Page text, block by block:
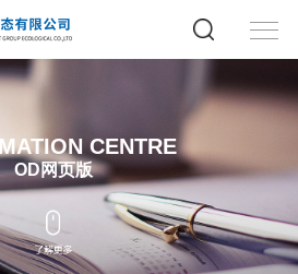
CENTRE
OD网页版